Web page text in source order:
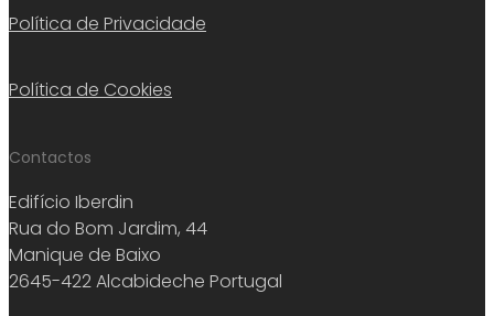
Política de Privacidade
Política de Cookies
Contactos
Edifício Iberdin
Rua do Bom Jardim, 44
Manique de Baixo
2645-422 Alcabideche Portugal